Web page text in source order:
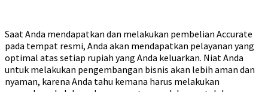
Saat Anda mendapatkan dan melakukan pembelian Accurate
pada tempat resmi, Anda akan mendapatkan pelayanan yang
optimal atas setiap rupiah yang Anda keluarkan. Niat Anda
untuk melakukan pengembangan bisnis akan lebih aman dan
nyaman, karena Anda tahu kemana harus melakukan